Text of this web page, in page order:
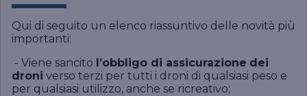
Qui di seguito un elenco riassuntivo delle novità più
importanti:
- Viene sancito l’obbligo di assicurazione dei
droni verso terzi per tutti i droni di qualsiasi peso e
per qualsiasi utilizzo, anche se ricreativo;